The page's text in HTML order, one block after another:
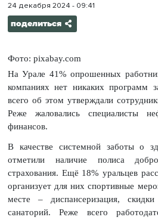
24 декабря 2024 - 09:41
поделиться
Фото: pixabay.com
На Урале 41% опрошенных
компаниях нет никаких программ
всего об этом утверждали
Реже жаловались специалисты
финансов.
В качестве системной заботы о
отметили наличие полиса
страхования. Ещё 18% уральцев
организует для них спортивные
месте – диспансеризация,
санаторий. Реже всего